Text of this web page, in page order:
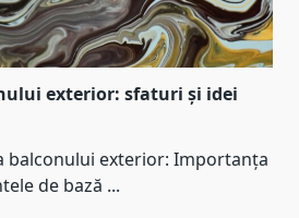
exterior: sfaturi și idei
balconului exterior: Importanța
de bază ...